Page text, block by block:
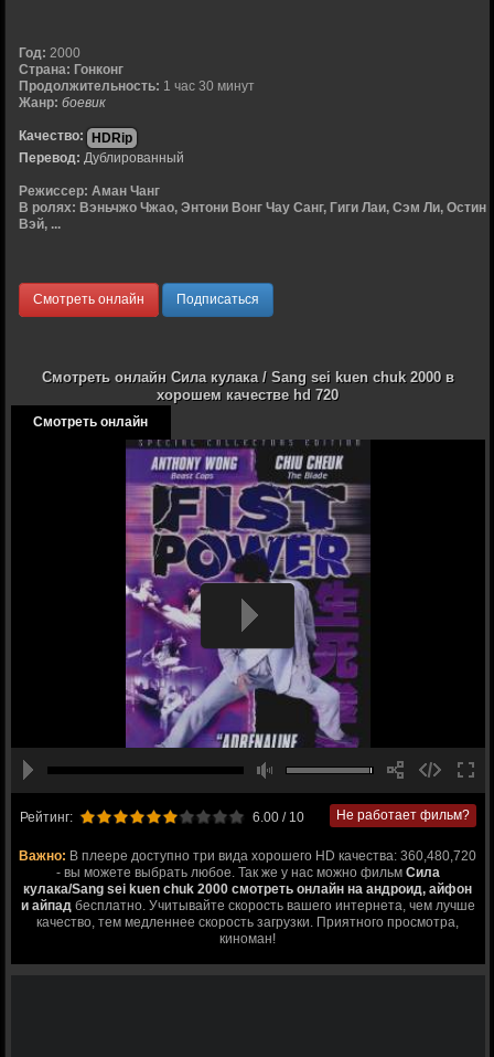
Год: 2000
Страна: Гонконг
Продолжительность: 1 час 30 минут
Жанр: боевик
Качество: HDRip
Перевод: Дублированный
Режиссер: Аман Чанг
В ролях: Вэньчжо Чжао, Энтони Вонг Чау Санг, Гиги Лаи, Сэм Ли, Остин
Вэй, ...
Смотреть онлайн Подписаться
Смотреть онлайн Сила кулака / Sang sei kuen chuk 2000 в
хорошем качестве hd 720
Смотреть онлайн
Рейтинг: 6.00/ 10 Не работает фильм?
Важно: В плеере доступно три вида хорошего HD качества: 360,480,720
- вы можете выбрать любое. Так же у нас можно фильм Сила
кулака/Sang sei kuen chuk 2000 смотреть онлайн на андроид, айфон
и айпад бесплатно. Учитывайте скорость вашего интернета, чем лучше
качество, тем медленнее скорость загрузки. Приятного просмотра,
киноман!